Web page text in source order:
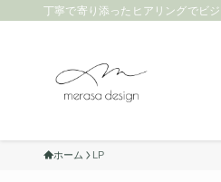
丁寧で寄り添ったヒアリングでビ
ホーム LP